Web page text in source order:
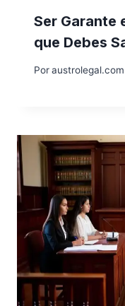
Ser Garante
que Debes
Poraustrolegal.com